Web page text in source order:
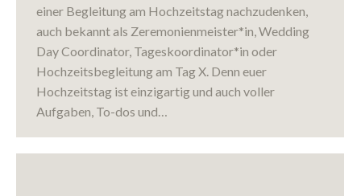
einer Begleitung am Hochzeitstag nachzudenken,
auch bekannt als Zeremonienmeister*in, Wedding
Day Coordinator, Tageskoordinator*in oder
Hochzeitsbegleitung am Tag X. Denn euer
Hochzeitstag ist einzigartig und auch voller
Aufgaben, To-dos und…